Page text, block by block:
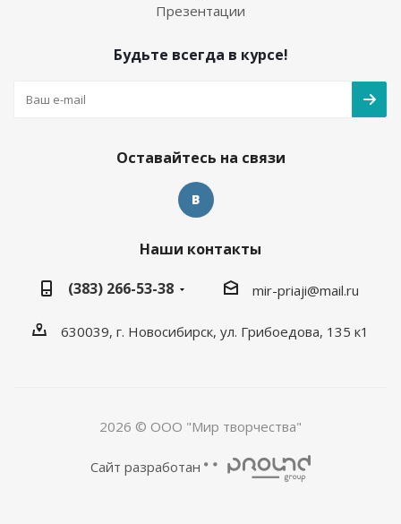
Презентации
Будьте всегда в курсе!
Оставайтесь на связи
Наши контакты
(383) 266-53-38
mir-priaji@mail.ru
630039, г. Новосибирск, ул. Грибоедова, 135 к1
2026 © ООО "Мир творчества"
Сайт разработан